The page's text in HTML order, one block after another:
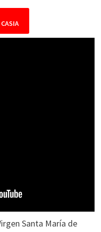
Santa María de